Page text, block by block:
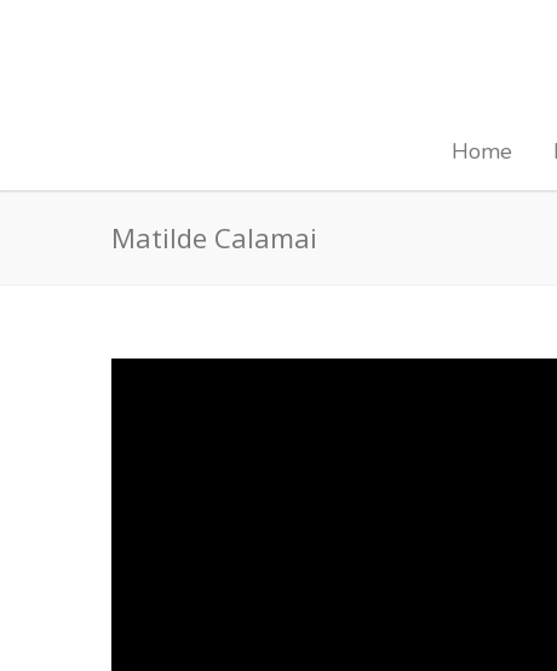
Home
Matilde Calamai